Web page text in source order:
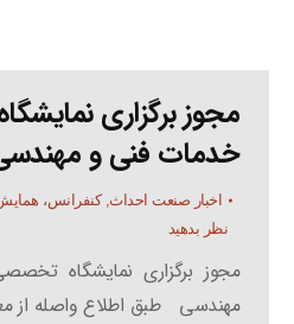
مجوز برگزاری
خدمات فنی و
اخبار صنعت احداث,کنفرانس،
نظر بدهید
مجوز برگزاری نمایشگاه
مهندسی طبق اطلاع واصله از